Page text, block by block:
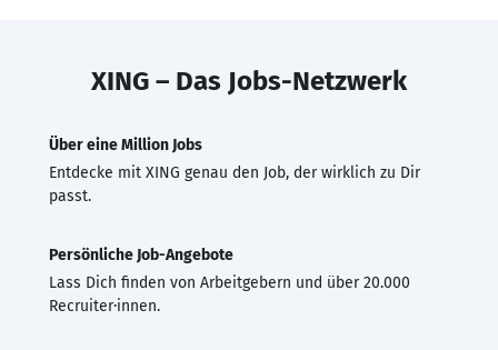
XING – Das Jobs-Netzwerk
Über eine Million Jobs
Entdecke mit XING genau den Job, der wirklich zu Dir
passt.
Persönliche Job-Angebote
Lass Dich finden von Arbeitgebern und über 20.000
Recruiter·innen.